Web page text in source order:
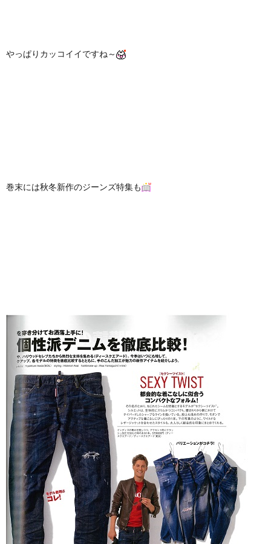
やっぱりカッコイイですね～
巻末には秋冬新作のジーンズ特集も